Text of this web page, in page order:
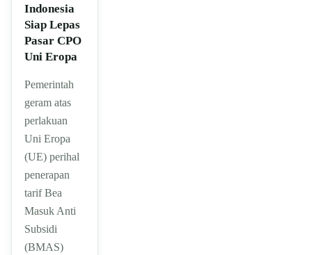
Indonesia
Siap Lepas
Pasar CPO
Uni Eropa
Pemerintah
geram atas
perlakuan
Uni Eropa
(UE) perihal
penerapan
tarif Bea
Masuk Anti
Subsidi
(BMAS)